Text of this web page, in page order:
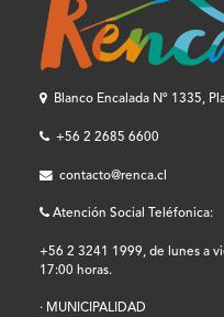
Blanco Encalada Nº 1335,
+56 2 2685 6600
contacto@renca.cl
Atención Social Teléfonica:
+56 2 3241 1999, de lunes a
17:00 horas.
· MUNICIPALIDAD